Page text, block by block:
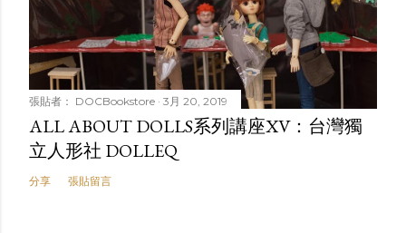
張貼者： DOCBookstore 3月 20, 2019
ALL ABOUT DOLLS系列講座XV：台灣獨
立人形社 DOLLEQ
分享 張貼留言